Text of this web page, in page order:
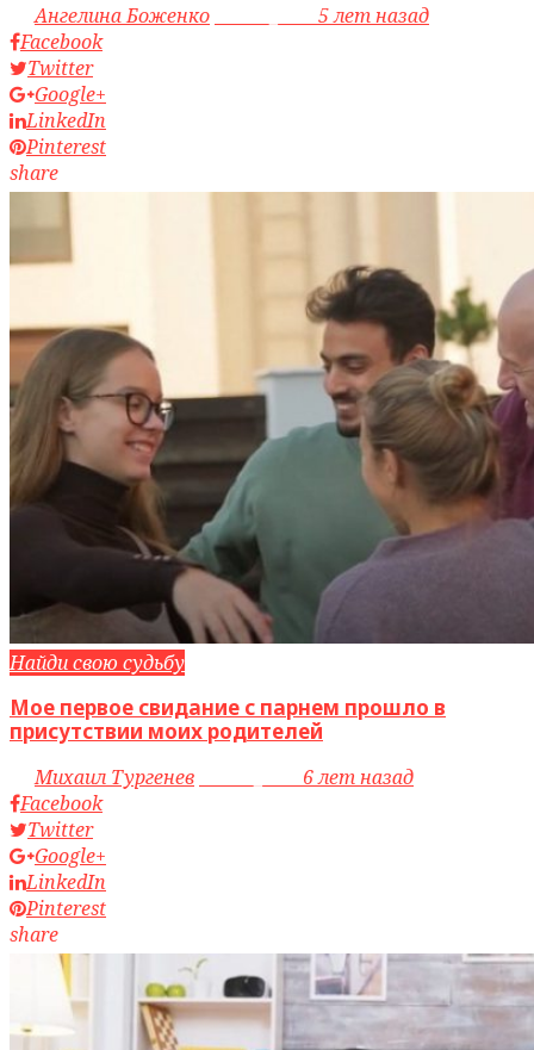
byАнгелина Боженко
5 лет назад
Facebook
Twitter
Google+
LinkedIn
Pinterest
share
Найди свою судьбу
Мое первое свидание с парнем прошло в
присутствии моих родителей
byМихаил Тургенев
6 лет назад
Facebook
Twitter
Google+
LinkedIn
Pinterest
share